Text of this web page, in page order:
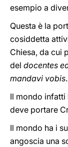
esempio a
Questa è la
cosiddetta
Chiesa, da cui
del docentes
mandavi vobis.
Il mondo infatti
deve portare
Il mondo ha i
angoscia una